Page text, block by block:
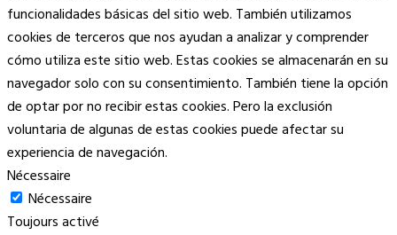
funcionalidades básicas del sitio web. También utilizamos
cookies de terceros que nos ayudan a analizar y comprender
cómo utiliza este sitio web. Estas cookies se almacenarán en su
navegador solo con su consentimiento. También tiene la opción
de optar por no recibir estas cookies. Pero la exclusión
voluntaria de algunas de estas cookies puede afectar su
experiencia de navegación.
Nécessaire
Nécessaire
Toujours activé